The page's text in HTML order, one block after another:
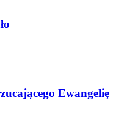
Ewangelię